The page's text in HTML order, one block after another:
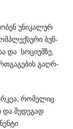
უნიკა­ლურ
ბუნ­
და სოციუმზე,
გაღრ­
რომელიც
და შედეგად